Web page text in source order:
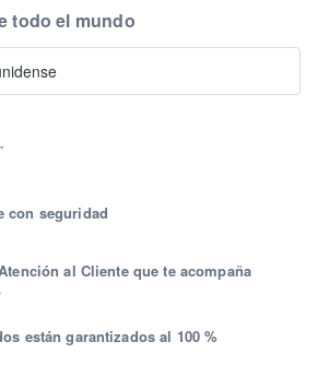
con seguridad
al Cliente que te acompaña
están garantizados al 100 %
todo el mundo